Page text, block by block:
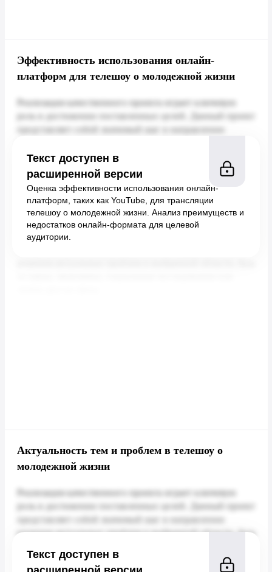
Эффективность использования онлайн-
платформ для телешоу о молодежной жизни
Текст доступен в
расширенной версии
Оценка эффективности использования онлайн-
платформ, таких как YouTube, для трансляции
телешоу о молодежной жизни. Анализ преимуществ и
недостатков онлайн-формата для целевой
аудитории.
Актуальность тем и проблем в телешоу о
молодежной жизни
Текст доступен в